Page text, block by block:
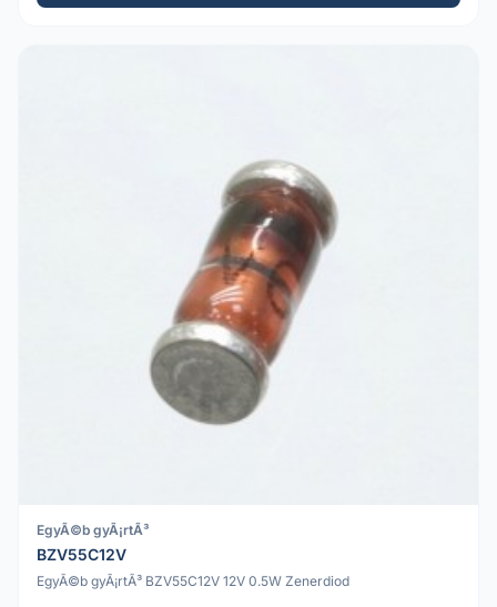
EgyÃ©b gyÃ¡rtÃ³
BZV55C12V
EgyÃ©b gyÃ¡rtÃ³ BZV55C12V 12V 0.5W Zenerdiod